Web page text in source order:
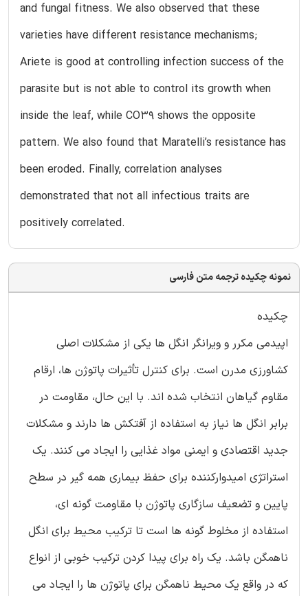
and fungal fitness. We also observed that these
varieties have different resistance mechanisms;
Ariete is good at controlling infection success of the
parasite but is not able to control its growth when
inside the leaf, while CO39 shows the opposite
pattern. We also found that Maratelli’s resistance has
been eroded. Finally, correlation analyses
demonstrated that not all infectious traits are
positively correlated.
نمونه چکیده ترجمه متن فارسی
چکیده
اپیدمی مکرر و ویرانگر انگل ها یکی از مشکلات اصلی
کشاورزی مدرن است. برای کنترل تأثیرات پاتوژن ها، ارقام
مقاوم گیاهان انتخاب شده اند. با این حال، مقاومت در
برابر انگل ها نیاز به استفاده از آفتکش ها دارند و مشکلات
جدید اقتصادی و ایمنی مواد غذایی را ایجاد می کنند. یک
استراتژی امیدوارکننده برای حفظ بیماری همه گیر در سطح
پایین و تضعیف سازگاری پاتوژن با مقاومت گونه ای،
استفاده از مخلوط گونه ها است تا ترکیب محیط برای انگل
ناهمگن باشد. یک راه برای پیدا کردن ترکیب خوبی از انواع
که در واقع یک محیط ناهمگن برای پاتوژن ها را ایجاد می